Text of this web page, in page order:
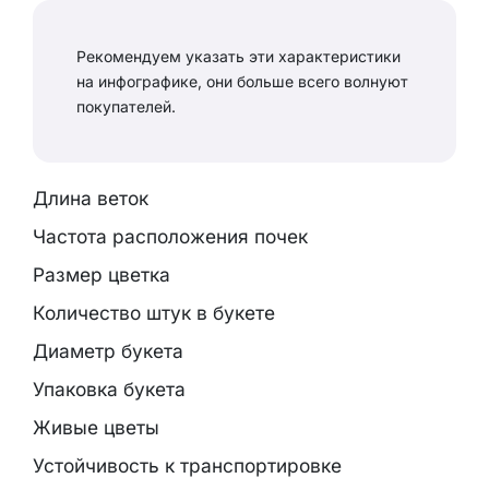
Рекомендуем указать эти характеристики
на инфографике, они больше всего волнуют
покупателей.
Длина веток
Частота расположения почек
Размер цветка
Количество штук в букете
Диаметр букета
Упаковка букета
Живые цветы
Устойчивость к транспортировке